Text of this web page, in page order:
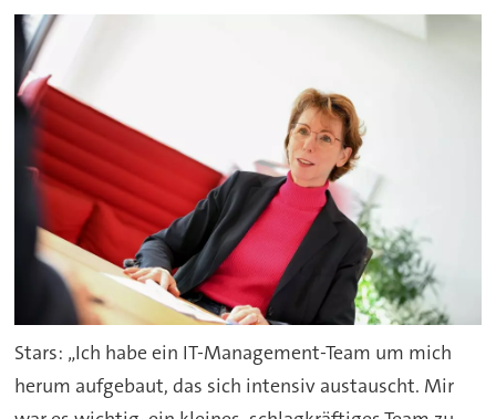
Stars: „Ich habe ein IT-Management-Team um mich
herum aufgebaut, das sich intensiv austauscht. Mir